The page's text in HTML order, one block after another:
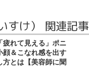
すけ） 関連記事
疲れて見える」ポニ
＆こなれ感を出す
方とは【美容師に聞